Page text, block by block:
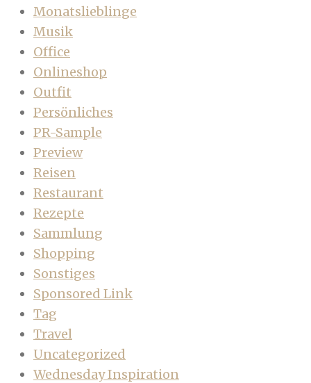
Monatslieblinge
Musik
Office
Onlineshop
Outfit
Persönliches
PR-Sample
Preview
Reisen
Restaurant
Rezepte
Sammlung
Shopping
Sonstiges
Sponsored Link
Tag
Travel
Uncategorized
Wednesday Inspiration